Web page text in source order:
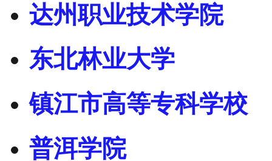
达州职业技术学院
东北林业大学
镇江市高等专科学校
普洱学院